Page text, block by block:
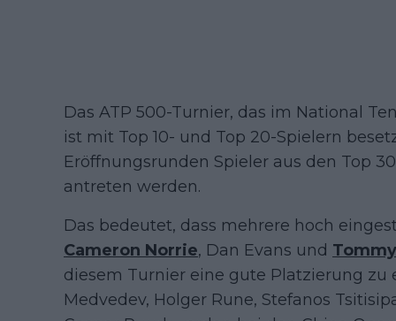
Das ATP 500-Turnier, das im National
ist mit Top 10- und Top 20-Spielern
Eröffnungsrunden Spieler aus den Top
antreten werden.
Das bedeutet, dass mehrere hoch
Cameron Norrie, Dan Evans und
diesem Turnier eine gute Platzierung zu
Medvedev, Holger Rune, Stefanos